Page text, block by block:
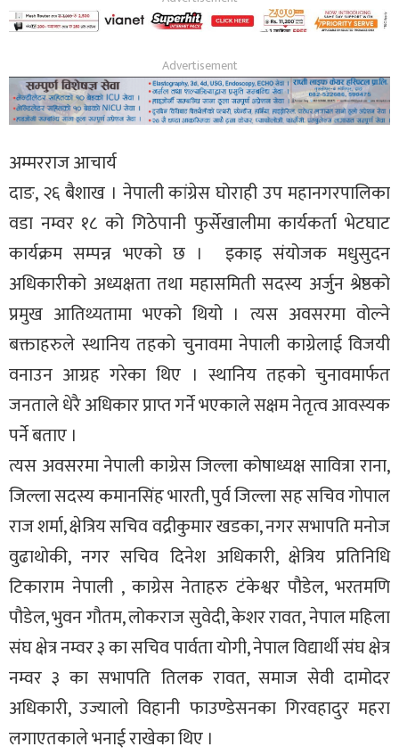
अम्मरराज आचार्य
दाङ, २६ बैशाख । नेपाली कांग्रेस घोराही उप महानगरपालिका
वडा नम्वर १८ को गिठेपानी फुर्सेखालीमा कार्यकर्ता भेटघाट
कार्यक्रम सम्पन्न भएको छ । इकाइ संयोजक मधुसुदन
अधिकारीको अध्यक्षता तथा महासमिती सदस्य अर्जुन श्रेष्ठको
प्रमुख आतिथ्यतामा भएको थियो । त्यस अवसरमा वोल्ने
बक्ताहरुले स्थानिय तहको चुनावमा नेपाली काग्रेलाई विजयी
वनाउन आग्रह गरेका थिए । स्थानिय तहको चुनावमार्फत
जनताले धेरै अधिकार प्राप्त गर्ने भएकाले सक्षम नेतृत्व आवस्यक
पर्ने बताए ।
त्यस अवसरमा नेपाली काग्रेस जिल्ला कोषाध्यक्ष सावित्रा राना,
जिल्ला सदस्य कमानसिंह भारती, पुर्व जिल्ला सह सचिव गोपाल
राज शर्मा, क्षेत्रिय सचिव वद्रीकुमार खडका, नगर सभापति मनोज
वुढाथोकी, नगर सचिव दिनेश अधिकारी, क्षेत्रिय प्रतिनिधि
टिकाराम नेपाली , काग्रेस नेताहरु टंकेश्वर पौडेल, भरतमणि
पौडेल, भुवन गौतम, लोकराज सुवेदी, केशर रावत, नेपाल महिला
संघ क्षेत्र नम्वर ३ का सचिव पार्वता योगी, नेपाल विद्यार्थी संघ क्षेत्र
नम्वर ३ का सभापति तिलक रावत, समाज सेवी दामोदर
अधिकारी, उज्यालो विहानी फाउण्डेसनका गिरवहादुर महरा
लगाएतकाले भनाई राखेका थिए ।